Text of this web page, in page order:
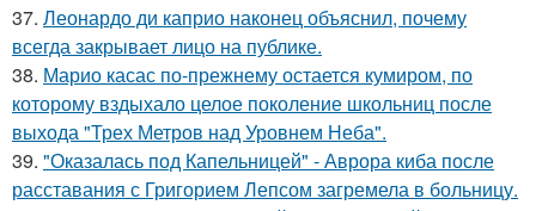
37. Леонардо ди каприо наконец объяснил, почему
всегда закрывает лицо на публике.
38. Марио касас по-прежнему остается кумиром, по
которому вздыхало целое поколение школьниц после
выхода "Трех Метров над Уровнем Неба".
39. "Оказалась под Капельницей" - Аврора киба после
расставания с Григорием Лепсом загремела в больницу.